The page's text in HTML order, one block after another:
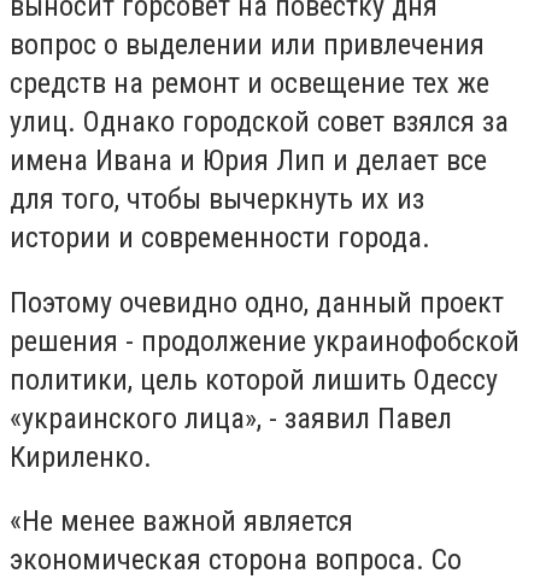
вопрос о выделении или привлечения
средств на ремонт и освещение тех же
улиц. Однако городской совет взялся за
имена Ивана и Юрия Лип и делает все
для того, чтобы вычеркнуть их из
истории и современности города.
Поэтому очевидно одно, данный проект
решения - продолжение украинофобской
политики, цель которой лишить Одессу
«украинского лица», - заявил Павел
Кириленко.
«Не менее важной является
экономическая сторона вопроса. Со